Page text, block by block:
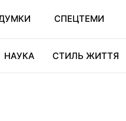
СПЕЦТЕМИ
НАУКА СТИЛЬ ЖИТТЯ